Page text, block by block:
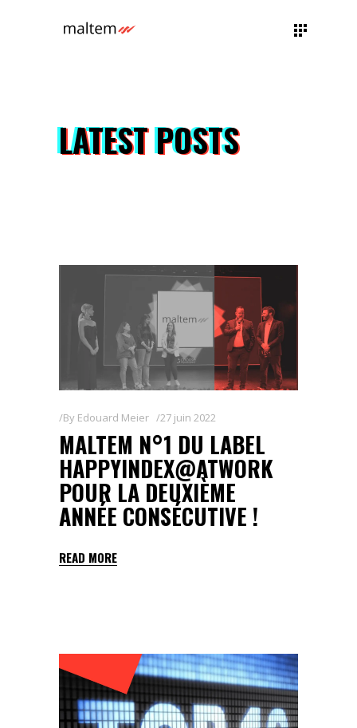
LATEST POSTS
By Edouard Meier 27 juin 2022
MALTEM N°1 DU LABEL
HAPPYINDEX@ATWORK
POUR LA DEUXIÈME
ANNÉE CONSÉCUTIVE !
READ MORE